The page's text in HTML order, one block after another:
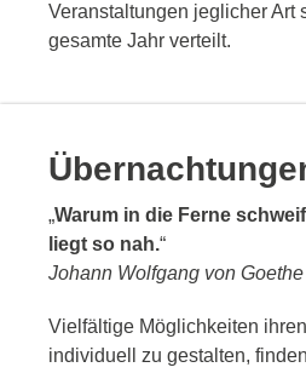
Veranstaltungen jeglicher Art
gesamte Jahr verteilt.
„Warum in die Ferne
liegt so nah.“
Johann Wolfgang von Goethe
Vielfältige Möglichkeiten
individuell zu gestalten,